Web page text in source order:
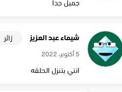
جميل جدا
شيماء عبد العزيز زائر
5 أكتوبر، 2022
انتي بتنزل الحلقه